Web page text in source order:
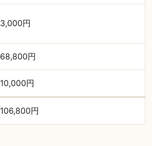
3,000円
68,800円
10,000円
106,800円